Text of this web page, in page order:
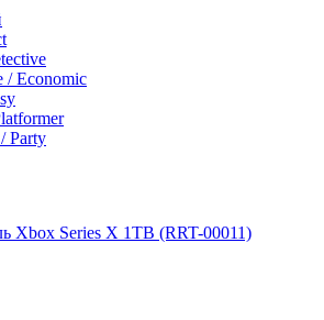
/ Economic
Party
Xbox Series X 1TB (RRT-00011)